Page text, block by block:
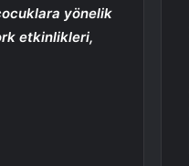
yönelik
etkinlikleri,